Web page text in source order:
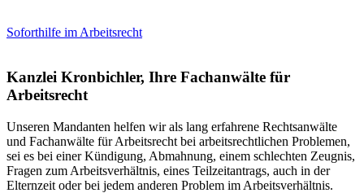
Soforthilfe im Arbeitsrecht
Kanzlei Kronbichler, Ihre Fachanwälte für
Arbeitsrecht
Unseren Mandanten helfen wir als lang erfahrene Rechtsanwälte
und Fachanwälte für Arbeitsrecht bei arbeitsrechtlichen Problemen,
sei es bei einer Kündigung, Abmahnung, einem schlechten Zeugnis,
Fragen zum Arbeitsverhältnis, eines Teilzeitantrags, auch in der
Elternzeit oder bei jedem anderen Problem im Arbeitsverhältnis.